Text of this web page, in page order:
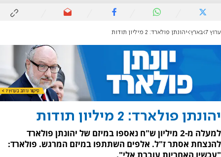
ערוץ 7 בארץ יהונתן פולארד: 2 מיליון תודות
יהונתן פולארד: 2 מיליון תודות
למעלה מ-2 מיליון ש"ח נאספו במיזם של יהונתן פולארד
להנצחת אסתר ז"ל. אלפים השתתפו במיזם המרגש. פולארד: